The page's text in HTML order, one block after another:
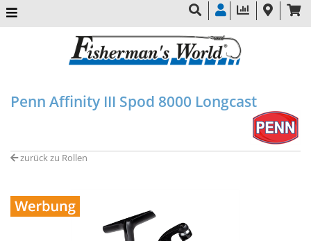
Penn Affinity III Spod 8000 Longcast
zurück zu Rollen